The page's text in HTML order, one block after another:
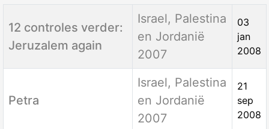
Aanmaakdatum
12 controles verder:
Jeruzalem again
Israel, Palestina
en Jordanië
2007
03
jan
2008
Petra
Israel, Palestina
en Jordanië
2007
21
sep
2008